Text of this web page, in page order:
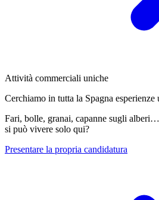
Attività commerciali uniche
Cerchiamo in tutta la Spagna esperienze
Fari, bolle, granai, capanne sugli
si può vivere solo qui?
Presentare la propria candidatura